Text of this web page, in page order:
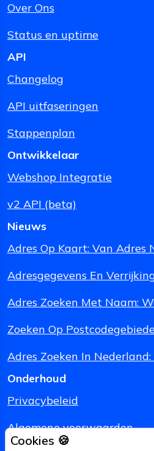
Cookies 🍪
Over Ons
Status en uptime
API
Changelog
API uitfaseringen
Stappenplan
Ontwikkelaar
Webshop Integratie
v2 API (beta)
Nieuws
Adres Op Kaart: Van Adres
Adresgegevens En
Adres Zoeken Met Naam:
Zoeken Op
Adres Zoeken In Nederland:
Onderhoud
Privacybeleid
Algemene voorwaarden